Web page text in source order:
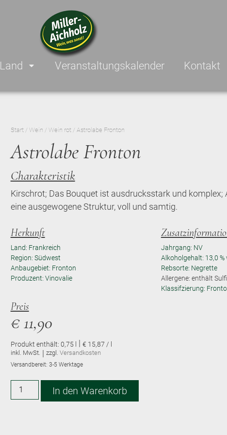
Land Veranstaltungskalender Kontakt
Start/ Wein / Wein rot/ Astrolabe Fronton
Astrolabe Fronton
Charakteristik
Kirschrot; Das Bouquet ist ausdrucksstark und komplex;
eine ausgewogene Struktur, voll und samtig.
Herkunft
Land: Frankreich
Region: Südwest
Anbaugebiet: Fronton
Produzent: Vinovalie
Jahrgang: NV
Alkoholgehalt: 13,0 %
Rebsorte: Negrette
Allergene: enthält
Klassifzierung:
Preis
€11,90
Produkt enthält: 0,75 | € 15,87 / l
inkl. MwSt. | zzgl. Versandkosten
Versandbereit: 3-5 Werktage
In den Warenkorb